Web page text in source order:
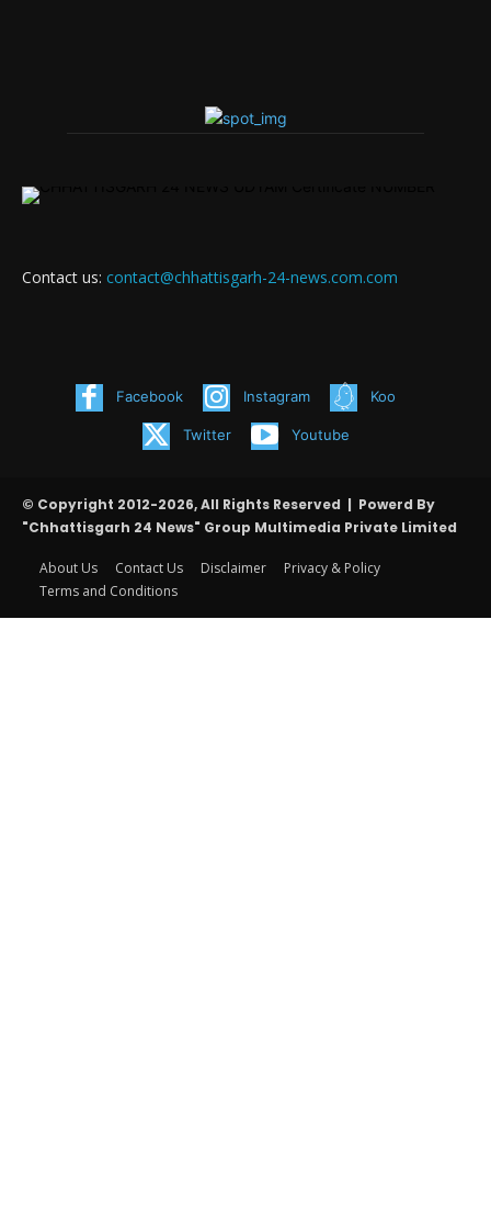
Contact us: contact@chhattisgarh-24-news.com.com
Facebook Instagram Koo
Twitter Youtube
© Copyright 2012-2026, All Rights Reserved | Powerd By
"Chhattisgarh 24 News" Group Multimedia Private Limited
About Us Contact Us Disclaimer
Privacy & Policy
Terms and Conditions